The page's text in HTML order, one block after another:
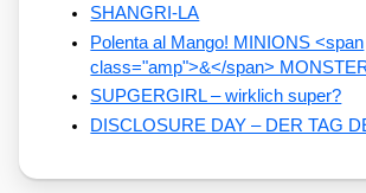
SHANGRI-LA
Polenta al Mango! MINIONS <span
class="amp">&</span>
SUPGERGIRL – wirklich super?
DISCLOSURE DAY – DER TAG